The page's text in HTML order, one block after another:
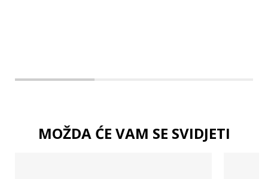
MOŽDA ĆE VAM SE SVIDJETI